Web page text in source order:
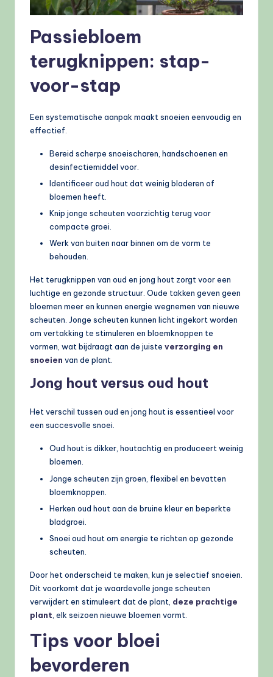
Passiebloem
terugknippen: stap-
voor-stap
Een systematische aanpak maakt snoeien eenvoudig en
effectief.
Bereid scherpe snoeischaren, handschoenen en
desinfectiemiddel voor.
Identificeer oud hout dat weinig bladeren of
bloemen heeft.
Knip jonge scheuten voorzichtig terug voor
compacte groei.
Werk van buiten naar binnen om de vorm te
behouden.
Het terugknippen van oud en jong hout zorgt voor een
luchtige en gezonde structuur. Oude takken geven geen
bloemen meer en kunnen energie wegnemen van nieuwe
scheuten. Jonge scheuten kunnen licht ingekort worden
om vertakking te stimuleren en bloemknoppen te
vormen, wat bijdraagt aan de juiste verzorging en
snoeien van de plant.
Jong hout versus oud hout
Het verschil tussen oud en jong hout is essentieel voor
een succesvolle snoei.
Oud hout is dikker, houtachtig en produceert weinig
bloemen.
Jonge scheuten zijn groen, flexibel en bevatten
bloemknoppen.
Herken oud hout aan de bruine kleur en beperkte
bladgroei.
Snoei oud hout om energie te richten op gezonde
scheuten.
Door het onderscheid te maken, kun je selectief snoeien.
Dit voorkomt dat je waardevolle jonge scheuten
verwijdert en stimuleert dat de plant, deze prachtige
plant , elk seizoen nieuwe bloemen vormt.
Tips voor bloei
bevorderen